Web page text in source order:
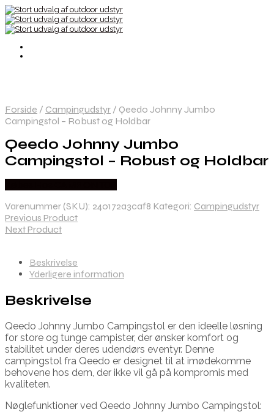
Forside / Campingudstyr / Qeedo Johnny Jumbo
Campingstol – Robust og Holdbar
Qeedo Johnny Jumbo
Campingstol – Robust og Holdbar
Varenummer (SKU): 240172a3caf8 Kategori: Campingudstyr
Previous Product
Next Product
Beskrivelse
Yderligere information
Beskrivelse
Qeedo Johnny Jumbo Campingstol er den ideelle løsning
for store og tunge campister, der ønsker komfort og
stabilitet under deres udendørs eventyr. Denne
campingstol fra Qeedo er designet til at imødekomme
behovene hos dem, der ikke vil gå på kompromis med
kvaliteten.
Nøglefunktioner ved Qeedo Johnny Jumbo Campingstol: